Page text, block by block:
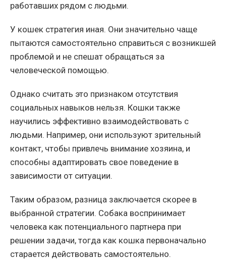
работавших рядом с людьми.
У кошек стратегия иная. Они значительно чаще
пытаются самостоятельно справиться с возникшей
проблемой и не спешат обращаться за
человеческой помощью.
Однако считать это признаком отсутствия
социальных навыков нельзя. Кошки также
научились эффективно взаимодействовать с
людьми. Например, они используют зрительный
контакт, чтобы привлечь внимание хозяина, и
способны адаптировать свое поведение в
зависимости от ситуации.
Таким образом, разница заключается скорее в
выбранной стратегии. Собака воспринимает
человека как потенциального партнера при
решении задачи, тогда как кошка первоначально
старается действовать самостоятельно.